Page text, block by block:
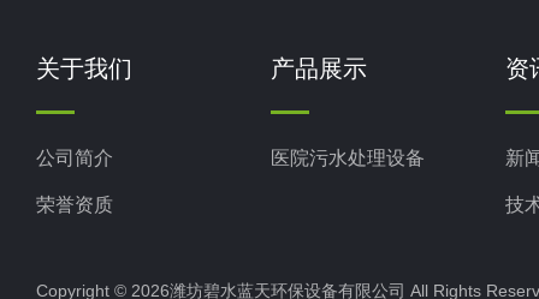
关于我们
公司简介
荣誉资质
产品展示
医院污水处理设备
资
新
技
Copyright © 2026潍坊碧水蓝天环保设备有限公司 All Rights